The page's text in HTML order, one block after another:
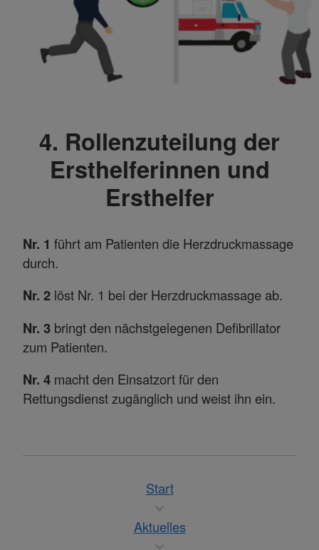
4. Rollenzuteilung der
Ersthelferinnen und
Ersthelfer
Nr. 1 führt am Patienten die Herzdruckmassage
durch.
Nr. 2 löst Nr. 1 bei der Herzdruckmassage ab.
Nr. 3 bringt den nächstgelegenen Defibrillator
zum Patienten.
Nr. 4 macht den Einsatzort für den
Rettungsdienst zugänglich und weist ihn ein.
Start
Aktuelles